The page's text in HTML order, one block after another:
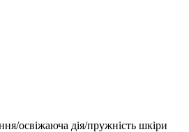
освіжаюча дія/пружність шкіри